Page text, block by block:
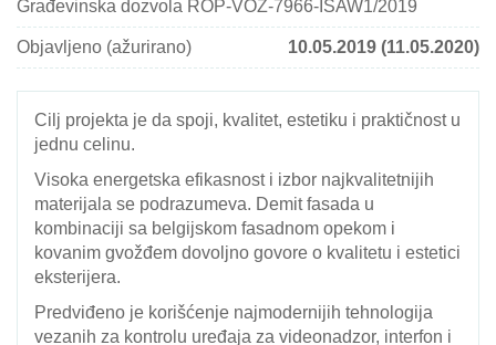
Građevinska dozvola ROP-VOZ-7966-ISAW1/2019
Objavljeno (ažurirano) 10.05.2019 (11.05.2020)
Cilj projekta je da spoji, kvalitet, estetiku i praktičnost u
jednu celinu.
Visoka energetska efikasnost i izbor najkvalitetnijih
materijala se podrazumeva. Demit fasada u
kombinaciji sa belgijskom fasadnom opekom i
kovanim gvožđem dovoljno govore o kvalitetu i estetici
eksterijera.
Predviđeno je korišćenje najmodernijih tehnologija
vezanih za kontrolu uređaja za videonadzor, interfon i